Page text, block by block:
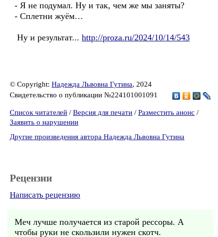
- Я не подумал. Ну и так, чем же мы заняты?
- Сплетни жуём…
Ну и результат... http://proza.ru/2024/10/14/543
© Copyright: Надежда Львовна Гутина, 2024
Свидетельство о публикации №224101001091
Список читателей / Версия для печати / Разместить анонс /
Заявить о нарушении
Другие произведения автора Надежда Львовна Гутина
Рецензии
Написать рецензию
Меч лучше получается из старой рессоры. А
чтобы руки не скользили нужен скотч.